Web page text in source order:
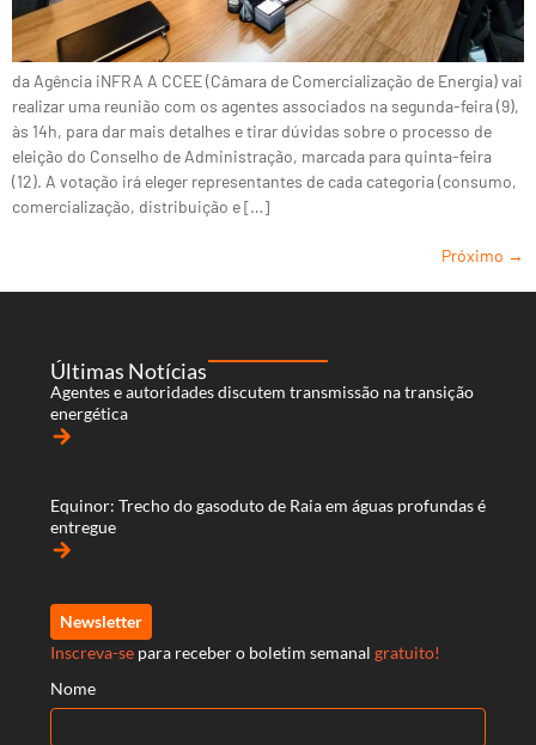
da Agência iNFRA A CCEE (Câmara de Comercialização de Energia) vai
realizar uma reunião com os agentes associados na segunda-feira (9),
às 14h, para dar mais detalhes e tirar dúvidas sobre o processo de
eleição do Conselho de Administração, marcada para quinta-feira
(12). A votação irá eleger representantes de cada categoria (consumo,
comercialização, distribuição e […]
Próximo →
Últimas Notícias
Agentes e autoridades discutem transmissão na transição
energética
arrow_forward
Equinor: Trecho do gasoduto de Raia em águas profundas é
entregue
arrow_forward
Newsletter
Inscreva-se para receber o boletim semanal gratuito!
Nome